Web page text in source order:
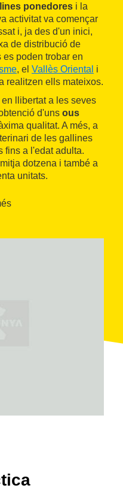
ponedores i la
activitat va començar
i, ja des d'un inici,
de distribució de
poden trobar en
, el Vallès Oriental i
realitzen ells mateixos.
llibertat a les seves
d'uns ous
qualitat. A més, a
de les gallines
fins a l'edat adulta.
dotzena i també a
unitats.